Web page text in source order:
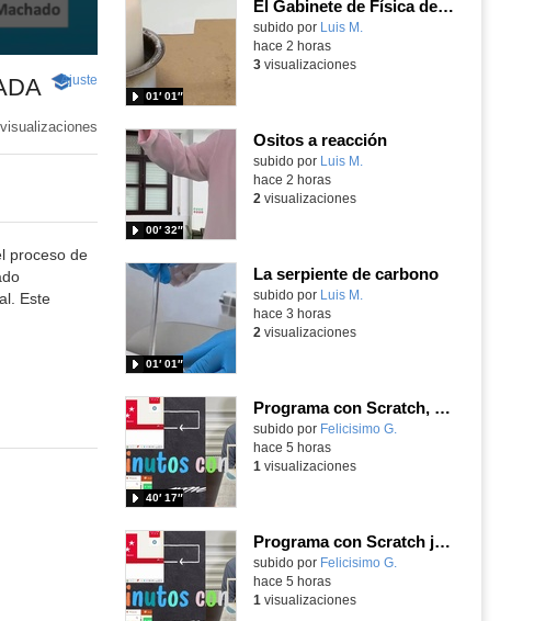
-
educativo
Ajuste
pantalla
proceso de
Este
El Gabinete de Física del IES Enrique Tierno Galván de Parla (Curso 25-26)
Contenido educativo.
subido por Luis M.
01′ 01″
hace 2 horas
3visualizaciones
Ositos a reacción
Contenido educativo.
subido por Luis M.
00′ 32″
hace 2 horas
2 visualizaciones
La serpiente de carbono
Contenido educativo.
subido por Luis M.
01′ 01″
hace 3 horas
2 visualizaciones
Programa con Scratch, 8 diferentes juegos para vivir la emoción de los partidos de España en el mundial 2026
Contenido educativo.
subido por Felicisimo G.
40′ 17″
hace 5 horas
1 visualizaciones
Programa con Scratch juegos con los partidos del mundial 2026 ganados por España
Contenido educativo.
subido por Felicisimo G.
hace 5 horas
1 visualizaciones